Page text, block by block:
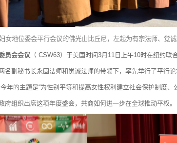
女地位委会平行会议的佛光山比丘尼，左起为有宗法师、觉
员会会议 （ CSW63）于美国时间3月11日上午10时在纽约
名副秘书长永固法师和觉诚法师的带领下，率先举行了平行
年的主题是“为性别平等和提高女性权利建立社会保护制度、
府组织出席这项年度盛会，共商如何进一步在全球推动平权。